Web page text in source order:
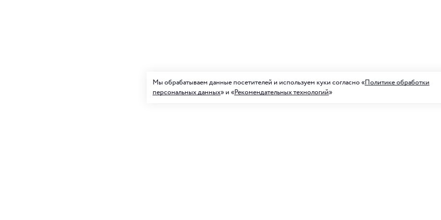
Мы обрабатываем данные посетителей и используем куки согласно «Политике обработки
персональных данных» и «Рекомендательных технологий»